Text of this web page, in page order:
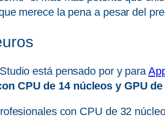
merece la pena a pesar del
está pensado por y para
CPU de 14 núcleos y GPU
con CPU de 32